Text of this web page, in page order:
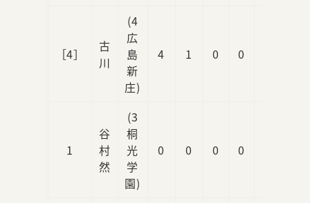
［4］
古
川
(4
広
島
新
庄)
4 1 0 0
1
谷
村
然
(3
桐
光
学
園)
0 0 0 0